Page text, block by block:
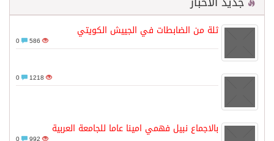
ثلة من الضابطات في الجييش الكويتي
586
1218
بالاجماع نبيل فهمي امينا عاما للجامعة العربية